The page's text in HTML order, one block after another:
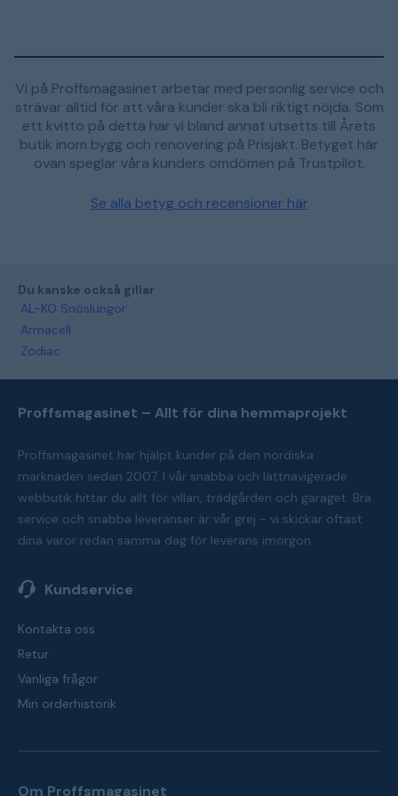
Vi på Proffsmagasinet arbetar med personlig service och
strävar alltid för att våra kunder ska bli riktigt nöjda. Som
ett kvitto på detta har vi bland annat utsetts till Årets
butik inom bygg och renovering på Prisjakt. Betyget här
ovan speglar våra kunders omdömen på Trustpilot.
Se alla betyg och recensioner här
Du kanske också gillar
AL-KO Snöslungor
Armacell
Zodiac
Proffsmagasinet – Allt för dina hemmaprojekt
Proffsmagasinet har hjälpt kunder på den nordiska
marknaden sedan 2007. I vår snabba och lättnavigerade
webbutik hittar du allt för villan, trädgården och garaget. Bra
service och snabba leveranser är vår grej - vi skickar oftast
dina varor redan samma dag för leverans imorgon.
Kundservice
Kontakta oss
Retur
Vanliga frågor
Min orderhistorik
Om Proffsmagasinet